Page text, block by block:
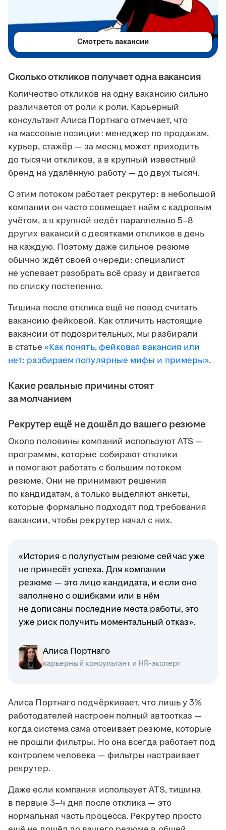
Сколько откликов получает одна вакансия
Количество откликов на одну вакансию сильно
различается от роли к роли. Карьерный
консультант Алиса Портнаго отмечает, что
на массовые позиции: менеджер по продажам,
курьер, стажёр — за месяц может приходить
до тысячи откликов, а в крупный известный
бренд на удалённую работу — до двух тысяч.
С этим потоком работает рекрутер: в небольшой
компании он часто совмещает найм с кадровым
учётом, а в крупной ведёт параллельно 5–8
других вакансий с десятками откликов в день
на каждую. Поэтому даже сильное резюме
обычно ждёт своей очереди: специалист
не успевает разобрать всё сразу и двигается
по списку постепенно.
Тишина после отклика ещё не повод считать
вакансию фейковой. Как отличить настоящие
вакансии от подозрительных, мы разбирали
в статье «Как понять, фейковая вакансия или
нет: разбираем популярные мифы и примеры».
Какие реальные причины стоят
за молчанием
Рекрутер ещё не дошёл до вашего резюме
Около половины компаний используют ATS —
программы, которые собирают отклики
и помогают работать с большим потоком
резюме. Они не принимают решения
по кандидатам, а только выделяют анкеты,
которые формально подходят под требования
вакансии, чтобы рекрутер начал с них.
«История с полупустым резюме сейчас уже
не принесёт успеха. Для компании
резюме — это лицо кандидата, и если оно
заполнено с ошибками или в нём
не дописаны последние места работы, это
уже риск получить моментальный отказ».
Алиса Портнаго
карьерный консультант и HR-эксперт
Алиса Портнаго подчёркивает, что лишь у 3%
работодателей настроен полный автоотказ —
когда система сама отсеивает резюме, которые
не прошли фильтры. Но она всегда работает под
контролем человека — фильтры настраивает
рекрутер.
Даже если компания использует ATS, тишина
в первые 3–4 дня после отклика — это
нормальная часть процесса. Рекрутер просто
Смотреть вакансии